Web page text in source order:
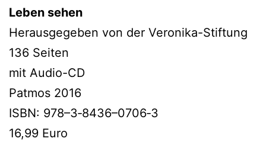
Leben sehen
Herausgegeben von der Veronika-Stiftung
136 Seiten
mit Audio-CD
Patmos 2016
ISBN: 978–3‑8436–0706‑3
16,99 Euro